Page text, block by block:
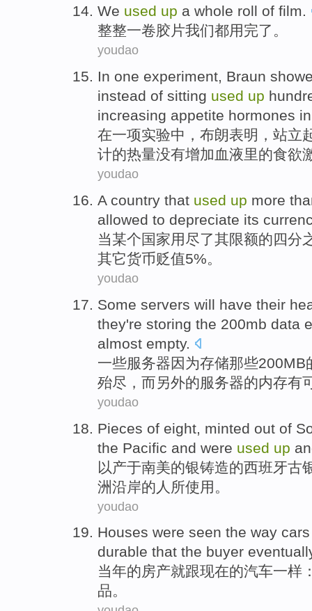
We used up a whole roll of film.
整整一卷胶片我们都用完了 。
youdao
In one experiment, Braun
instead of sitting used up
increasing appetite hormones in
在一项实验中 ， 布朗表明 ， 站立
计的热量没有增加 血液里的食欲
youdao
A country that used up more
allowed to depreciate its
当某个国家用尽了其限额的四分
其它货币贬值5%。
youdao
Some servers will have their
they're storing the 200mb data
almost empty.
一些服务器因为存储那些200MB
殆尽， 而另外的服务器的内存有
youdao
Pieces of eight, minted out of
the Pacific and were used up
以产于南美的银铸造的西班牙古
洲沿岸的人所使用 。
youdao
Houses were seen the way cars
durable that the buyer
当年的房产就跟现在的汽车一样
品。